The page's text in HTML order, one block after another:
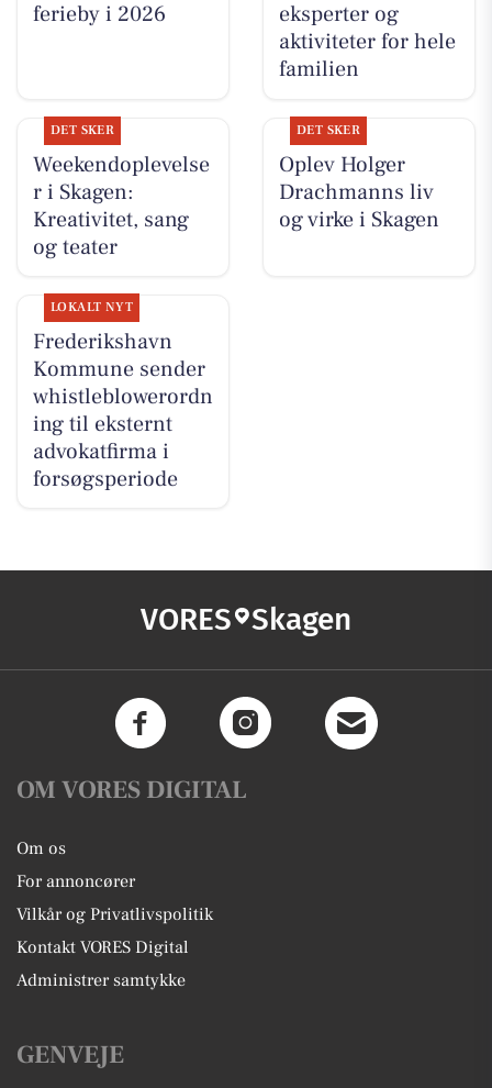
ferieby i 2026
eksperter og
aktiviteter for hele
familien
DET SKER
Weekendoplevelse
r i Skagen:
Kreativitet, sang
og teater
DET SKER
Oplev Holger
Drachmanns liv
og virke i Skagen
LOKALT NYT
Frederikshavn
Kommune sender
whistleblowerordn
ing til eksternt
advokatfirma i
forsøgsperiode
VORES Skagen
OM VORES DIGITAL
Om os
For annoncører
Vilkår og Privatlivspolitik
Kontakt VORES Digital
Administrer samtykke
GENVEJE